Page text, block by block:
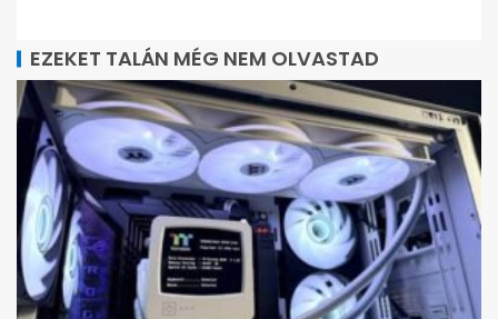
EZEKET TALÁN MÉG NEM OLVASTAD